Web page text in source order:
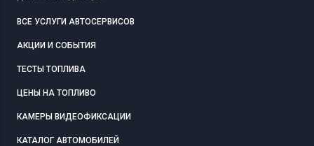
ВСЕ УСЛУГИ АВТОСЕРВИСОВ
АКЦИИ И СОБЫТИЯ
ТЕСТЫ ТОПЛИВА
ЦЕНЫ НА ТОПЛИВО
КАМЕРЫ ВИДЕОФИКСАЦИИ
КАТАЛОГ АВТОМОБИЛЕЙ